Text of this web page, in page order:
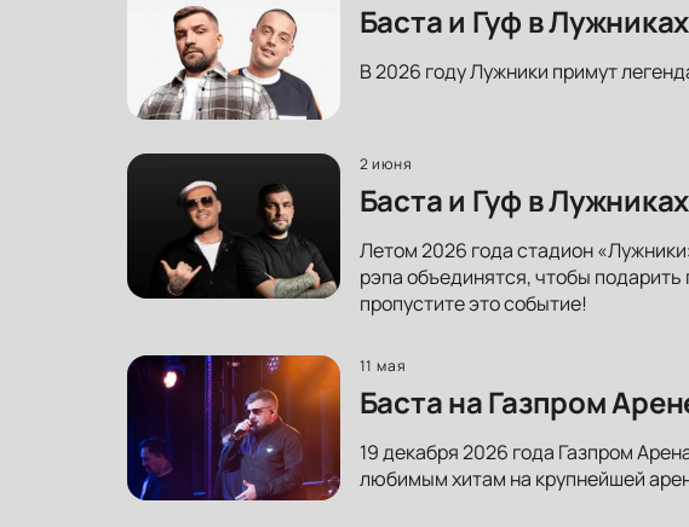
Баста и Гуф в
В 2026 году Лужники примут
2 июня
Баста и Гуф в
Летом 2026 года стадион
рэпа объединятся, чтобы
пропустите это событие!
11 мая
Баста на Газпром
19 декабря 2026 года Газпром
любимым хитам на крупнейшей